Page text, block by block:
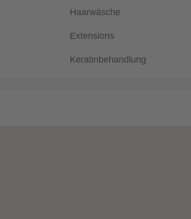
Haarwäsche
Extensions
Keratinbehandlung